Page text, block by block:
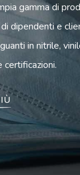
gamma di
dipendenti e
in nitrile,